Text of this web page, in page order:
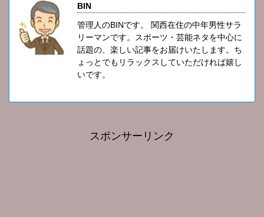
BIN
管理人のBINです。 関西在住の中年男性サラ
リーマンです。スポーツ・芸能ネタを中心に
話題の、楽しい記事をお届けいたします。ち
ょっとでもリラックスしていただければ嬉し
いです。
スポンサーリンク